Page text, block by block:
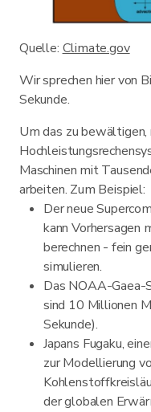
Quelle: Climate.gov
Wir sprechen hier von
Sekunde.
Um das zu
Maschinen mit
arbeiten. Zum Beispiel:
Der neue
kann Vorhersagen
berechnen - fein
simulieren.
Das NOAA-
sind 10 Millionen
Sekunde).
Japans Fugaku,
zur Modellierung
der globalen